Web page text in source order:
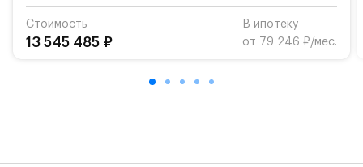
Стоимость
13 545 485 ₽
В ипотеку
от 79 246 ₽/мес.